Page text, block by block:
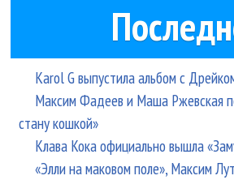
Karol G выпустила альбом с
Максим Фадеев и Маша Ржевская
стану кошкой»
Клава Кока официально вышла
«Элли на маковом поле», Максим